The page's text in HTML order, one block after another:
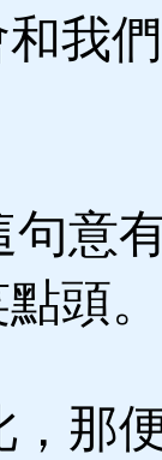
我
意
頭。
那